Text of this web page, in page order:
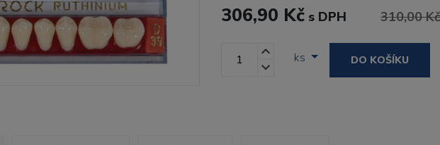
306,90 Kč s DPH 310,00 Kč
ks DO KOŠÍKU